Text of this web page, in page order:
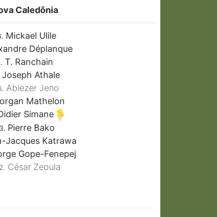
Caledônia
Mickael Ulile
Déplanque
T. Ranchain
Joseph Athale
Abiezer Jeno
Mathelon
Simane
Pierre Bako
Jacques Katrawa
Gope-Fenepej
César Zeoula